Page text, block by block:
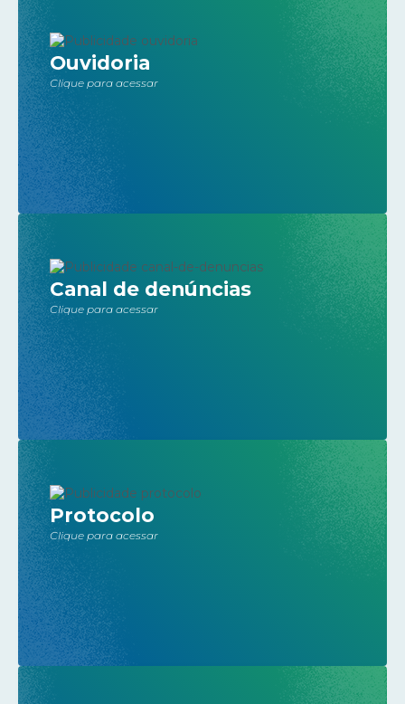
Ouvidoria
Clique para acessar
Canal de denúncias
Clique para acessar
Protocolo
Clique para acessar